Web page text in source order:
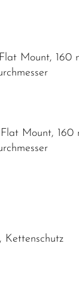
Mount, 160
Mount,
Kettenschutz